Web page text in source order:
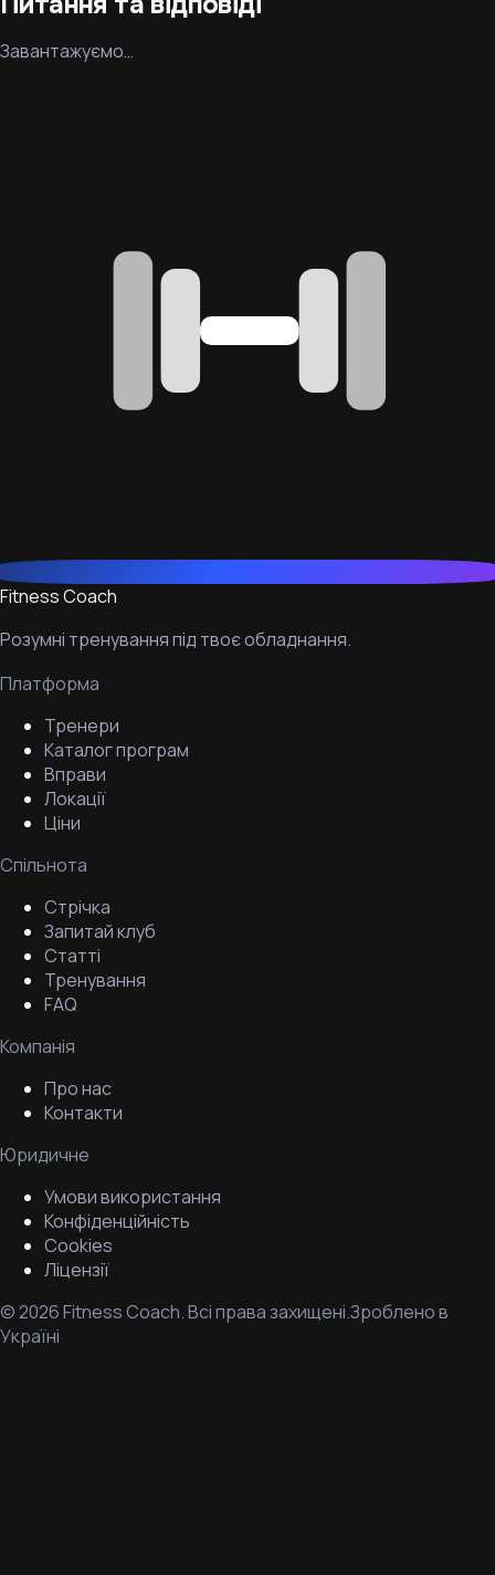
Завантажуємо…
Fitness Coach
Розумні тренування під твоє обладнання.
Платформа
Тренери
Каталог програм
Вправи
Локації
Ціни
Спільнота
Стрічка
Запитай клуб
Статті
Тренування
FAQ
Компанія
Про нас
Контакти
Юридичне
Умови використання
Конфіденційність
Cookies
Ліцензії
©2026Fitness Coach.Всі права захищені.Зроблено в
Україні